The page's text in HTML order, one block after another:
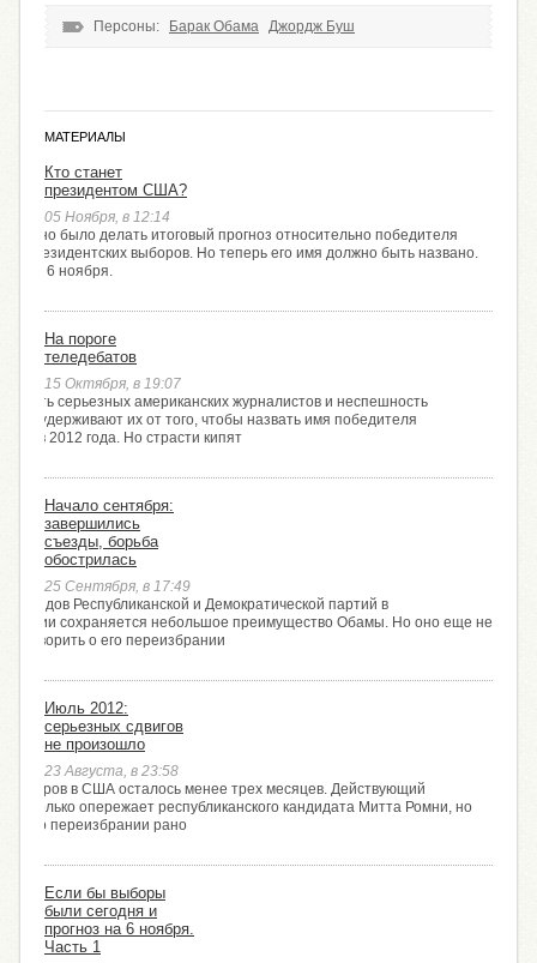
Персоны: Барак Обама Джордж Буш
МАТЕРИАЛЫ
Кто станет
президентом США?
05 Ноября, в 12:14
рано было делать итоговый прогноз относительно победителя
президентских выборов. Но теперь его имя должно быть названо.
6 ноября.
На пороге
теледебатов
15 Октября, в 19:07
серьезных американских журналистов и неспешность
удерживают их от того, чтобы назвать имя победителя
2012 года. Но страсти кипят
Начало сентября:
завершились
съезды, борьба
обострилась
25 Сентября, в 17:49
Республиканской и Демократической партий в
сохраняется небольшое преимущество Обамы. Но оно еще не
говорить о его переизбрании
Июль 2012:
серьезных сдвигов
не произошло
23 Августа, в 23:58
выборов в США осталось менее трех месяцев. Действующий
опережает республиканского кандидата Митта Ромни, но
о его переизбрании рано
Если бы выборы
были сегодня и
прогноз на 6 ноября.
Часть 1